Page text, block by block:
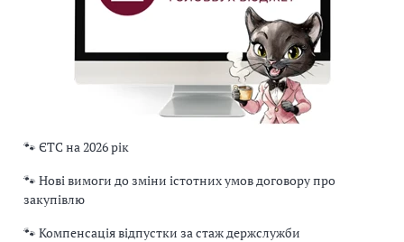
🐾 ЄТС на 2026 рік
🐾 Нові вимоги до зміни істотних умов договору про
закупівлю
🐾 Компенсація відпустки за стаж держслужби